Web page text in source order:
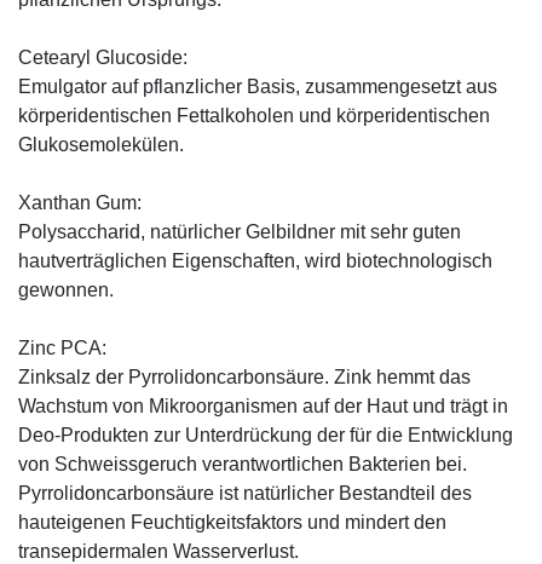
Cetearyl Glucoside:
Emulgator auf pflanzlicher Basis, zusammengesetzt aus
körperidentischen Fettalkoholen und körperidentischen
Glukosemolekülen.
Xanthan Gum:
Polysaccharid, natürlicher Gelbildner mit sehr guten
hautverträglichen Eigenschaften, wird biotechnologisch
gewonnen.
Zinc PCA:
Zinksalz der Pyrrolidoncarbonsäure. Zink hemmt das
Wachstum von Mikroorganismen auf der Haut und trägt in
Deo-Produkten zur Unterdrückung der für die Entwicklung
von Schweissgeruch verantwortlichen Bakterien bei.
Pyrrolidoncarbonsäure ist natürlicher Bestandteil des
hauteigenen Feuchtigkeitsfaktors und mindert den
transepidermalen Wasserverlust.